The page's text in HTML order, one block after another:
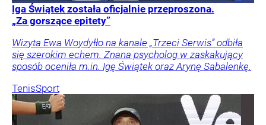
Iga Świątek została oficjalnie przeproszona.
„Za gorszące epitety”
Wizyta Ewa Woydyłło na kanale „Trzeci Serwis” odbiła
się szerokim echem. Znana psycholog w zaskakujący
sposób oceniła m.in. Igę Świątek oraz Arynę Sabalenkę.
TenisSport